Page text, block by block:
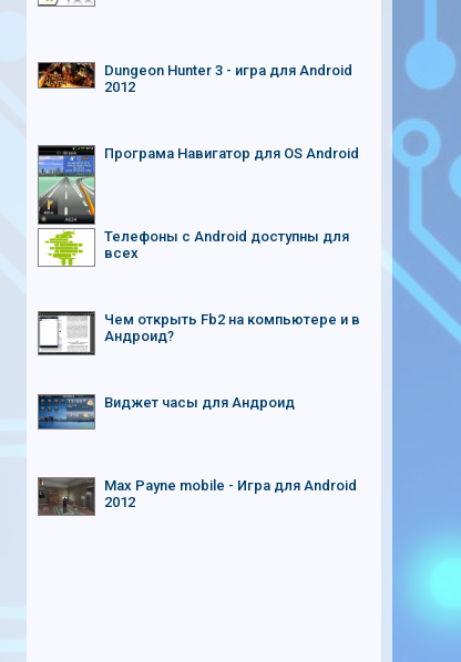
Dungeon Hunter 3 - игра для Android
2012
Програма Навигатор для OS Android
Телефоны с Android доступны для
всех
Чем открыть Fb2 на компьютере и в
Андроид?
Виджет часы для Андроид
Max Payne mobile - Игра для Android
2012